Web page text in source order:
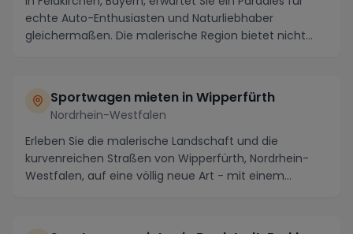
echte Auto-Enthusiasten und Naturliebhaber
gleichermaßen. Die malerische Region bietet nicht
Sportwagen mieten in Wipperfürth
Nordrhein-Westfalen
Erleben Sie die malerische Landschaft und die
kurvenreichen Straßen von Wipperfürth, Nordrhein-
Westfalen, auf eine völlig neue Art - mit einem